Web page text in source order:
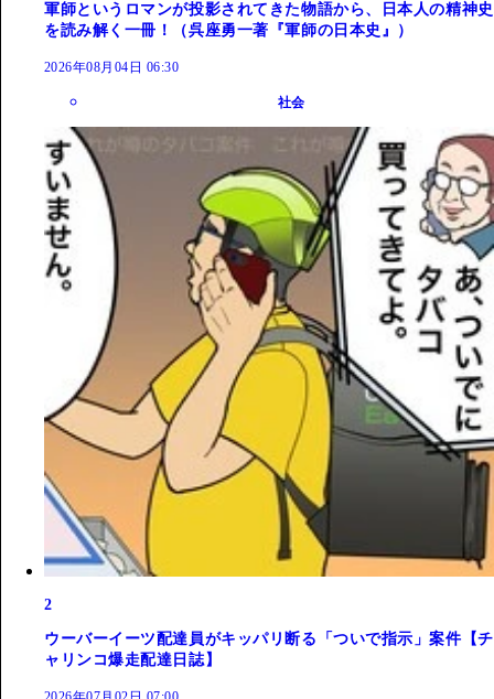
軍師というロマンが投影されてきた物語から、日本人の精神史
を読み解く一冊！（呉座勇一著『軍師の日本史』）
2026年08月04日 06:30
社会
2
ウーバーイーツ配達員がキッパリ断る「ついで指示」案件【チ
ャリンコ爆走配達日誌】